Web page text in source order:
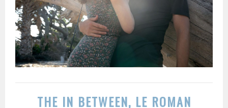
THE IN BETWEEN, LE ROMAN